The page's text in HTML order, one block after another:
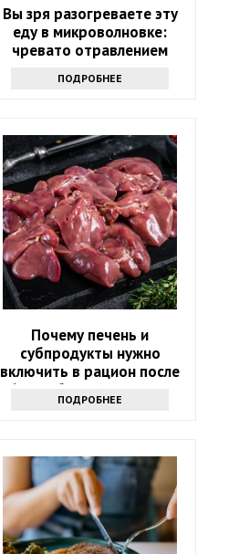
Вы зря разогреваете эту
еду в микроволновке:
чревато отравлением
ПОДРОБНЕЕ
Почему печень и
субпродукты нужно
включить в рацион после
60? Забытый источник
силы
ПОДРОБНЕЕ